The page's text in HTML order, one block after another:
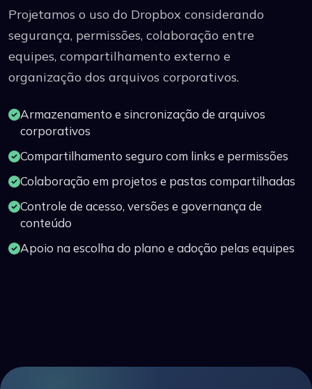
Projetamos o uso do Dropbox considerando
segurança, permissões, colaboração entre
equipes, compartilhamento externo e
organização dos arquivos corporativos.
Armazenamento e sincronização de arquivos
corporativos
Compartilhamento seguro com links e permissões
Colaboração em projetos e pastas compartilhadas
Controle de acesso, versões e governança de
conteúdo
Apoio na escolha do plano e adoção pelas equipes